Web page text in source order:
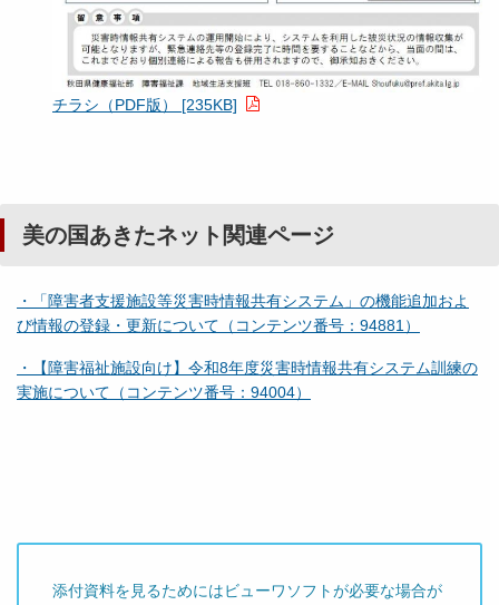
チラシ（PDF版） [235KB]
美の国あきたネット関連ページ
・「障害者支援施設等災害時情報共有システム」の機能追加およ
び情報の登録・更新について（コンテンツ番号：94881）
・【障害福祉施設向け】令和8年度災害時情報共有システム訓練の
実施について（コンテンツ番号：94004）
添付資料を見るためにはビューワソフトが必要な場合が